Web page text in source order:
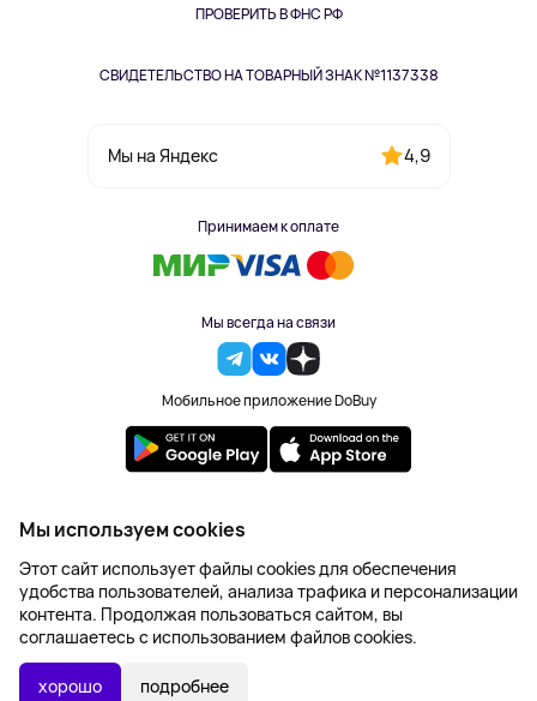
В КОРЗИНУ
ПРОВЕРИТЬ В ФНС РФ
СВИДЕТЕЛЬСТВО НА ТОВАРНЫЙ ЗНАК №1137338
Мы на Яндекс 4,9
Принимаем к оплате
Мы всегда на связи
Мобильное приложение DoBuy
Одежда и аксессуары
2023-2026 © DoBuy. Все права защищены
Правила обработки персональных данных
Пользовательское соглашение
Оферта
Создание сайта – NetLab
Мы используем cookies
Этот сайт использует файлы cookies для обеспечения
удобства пользователей, анализа трафика и персонализации
контента. Продолжая пользоваться сайтом, вы
соглашаетесь с использованием файлов cookies.
хорошо подробнее